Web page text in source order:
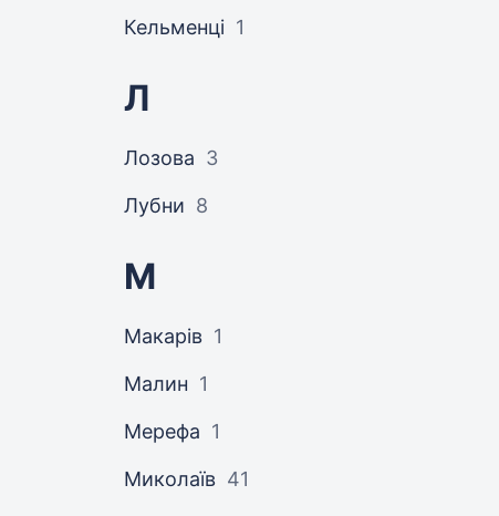
Кельменці 1
Л
Лозова 3
Лубни 8
М
Макарів 1
Малин 1
Мерефа 1
Миколаїв 41